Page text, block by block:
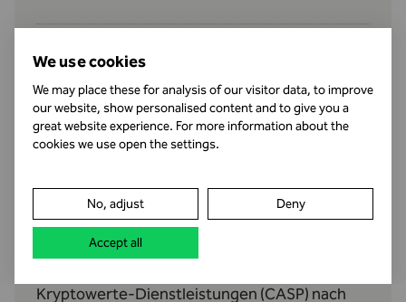
Neuzulassung als Anbieter von Kryptowerte-
Dienstleistungen (CASP)
Die Damoon Technology (Europe) AG, Vaduz
(FL-0002.682.952-0), verfügt seit dem 10. Juli
Kryptowerte‑Dienstleistungen (CASP) nach
We use cookies
We may place these for analysis of our visitor data, to improve
our website, show personalised content and to give you a
great website experience. For more information about the
cookies we use open the settings.
No, adjust Deny
Accept all